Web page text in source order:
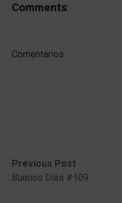
Comments
Comentarios
Post
navigation
Previous Post
Previous
post:Buenos Días #109
Next
post: